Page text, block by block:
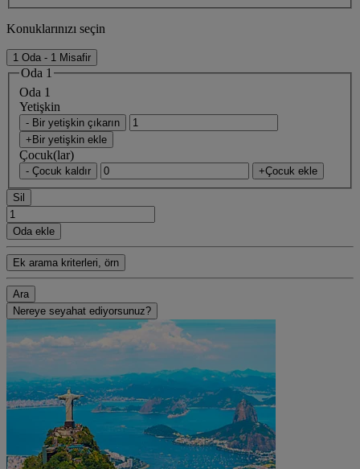
Konuklarınızı seçin
1 Oda - 1 Misafir
Oda 1
Oda 1
Yetişkin
- Bir yetişkin çıkarın
+Bir yetişkin ekle
Çocuk(lar)
- Çocuk kaldır +Çocuk ekle
Sil
Oda ekle
Ek arama kriterleri, örn
Ara
Nereye seyahat ediyorsunuz?